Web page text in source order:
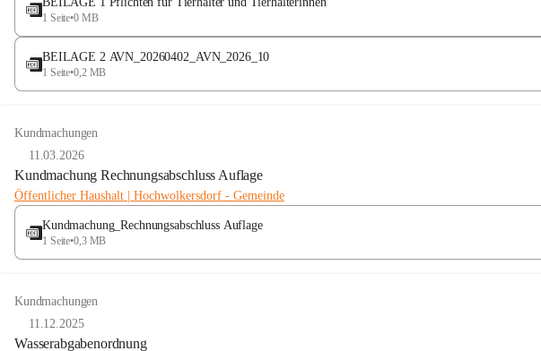
1 Seite•0 MB
BEILAGE 2 AVN_20260402_AVN_2026_10
1 Seite•0,2 MB
Kundmachungen
11.03.2026
Kundmachung Rechnungsabschluss Auflage
Öffentlicher Haushalt | Hochwolkersdorf - Gemeinde
Kundmachung_Rechnungsabschluss Auflage
1 Seite•0,3 MB
Kundmachungen
11.12.2025
Wasserabgabenordnung